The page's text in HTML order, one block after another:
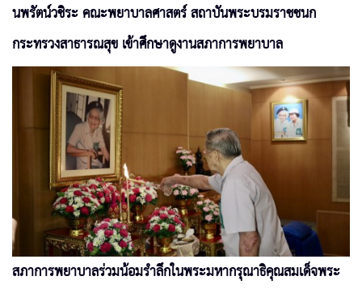
นพรัตน์วชิระ คณะพยาบาลศาสตร์ สถาบันพระบรมราชชนก
กระทรวงสาธารณสุข เข้าศึกษาดูงานสภาการพยาบาล
สภาการพยาบาลร่วมน้อมรำลึกในพระมหากรุณาธิคุณสมเด็จพระ